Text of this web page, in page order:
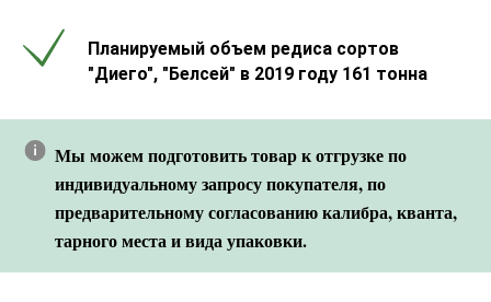
Планируемый объем редиса сортов
"Диего", "Белсей" в 2019 году 161 тонна
Мы можем подготовить товар к отгрузке по
индивидуальному запросу покупателя, по
предварительному согласованию калибра, кванта,
тарного места и вида упаковки.